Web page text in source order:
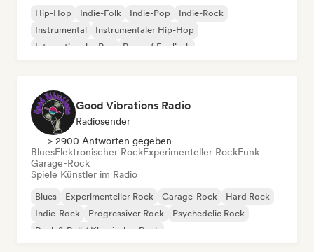
Hip-Hop Indie-Folk Indie-Pop
Indie-Rock
Instrumental
Instrumentaler Hip-Hop
Internationaler Rap
Rap auf Englisch
Good Vibrations Radio
Radiosender
> 2900 Antworten gegeben
BluesElektronischer RockExperimenteller RockFunk
Garage-Rock
Spiele Künstler im Radio
Blues Experimenteller Rock Garage-Rock
Hard Rock
Indie-Rock
Progressiver Rock
Psychedelic Rock
Rock & Roll / Klassischer Rock